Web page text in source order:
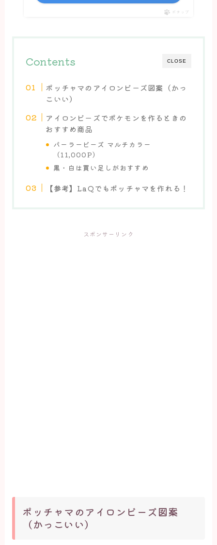
ポチップ
CLOSE
Contents
ポッチャマのアイロンビーズ図案（かっ
こいい）
アイロンビーズでポケモンを作るときの
おすすめ商品
パーラービーズ マルチカラー
（11,000P）
黒・白は買い足しがおすすめ
【参考】LaQでもポッチャマを作れる！
スポンサーリンク
ポッチャマのアイロンビーズ図案
（かっこいい）